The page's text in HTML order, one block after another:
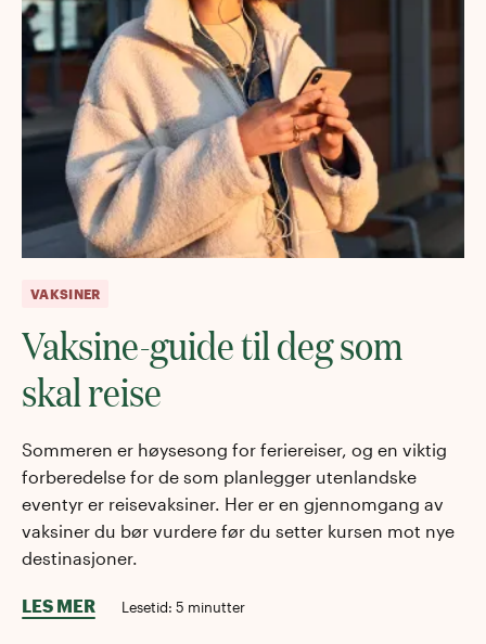
VAKSINER
Vaksine-guide til deg som
skal reise
Sommeren er høysesong for feriereiser, og en viktig
forberedelse for de som planlegger utenlandske
eventyr er reisevaksiner. Her er en gjennomgang av
vaksiner du bør vurdere før du setter kursen mot nye
destinasjoner.
LES MER Lesetid: 5 minutter